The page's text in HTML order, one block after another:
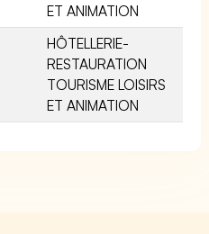
ET ANIMATION
HÔTELLERIE-
RESTAURATION
TOURISME LOISIRS
ET ANIMATION